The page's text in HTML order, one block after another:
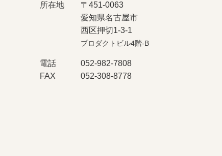
所在地
〒451-0063
愛知県名古屋市
西区押切1-3-1
プロダクトビル4階-B
電話
FAX
052-982-7808
052-308-8778